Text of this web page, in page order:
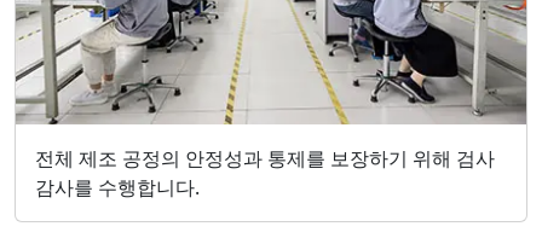
전체 제조 공정의 안정성과 통제를 보장하기 위해 검사
감사를 수행합니다.